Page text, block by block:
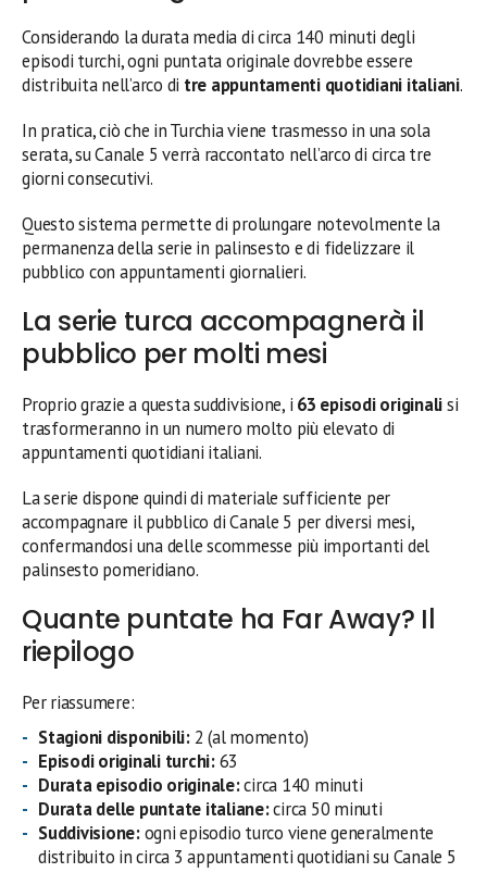
Considerando la durata media di circa 140 minuti degli
episodi turchi, ogni puntata originale dovrebbe essere
distribuita nell’arco di tre appuntamenti quotidiani italiani.
In pratica, ciò che in Turchia viene trasmesso in una sola
serata, su Canale 5 verrà raccontato nell’arco di circa tre
giorni consecutivi.
Questo sistema permette di prolungare notevolmente la
permanenza della serie in palinsesto e di fidelizzare il
pubblico con appuntamenti giornalieri.
La serie turca accompagnerà il
pubblico per molti mesi
Proprio grazie a questa suddivisione, i 63 episodi originalisi
trasformeranno in un numero molto più elevato di
appuntamenti quotidiani italiani.
La serie dispone quindi di materiale sufficiente per
accompagnare il pubblico di Canale 5 per diversi mesi,
confermandosi una delle scommesse più importanti del
palinsesto pomeridiano.
Quante puntate ha Far Away? Il
riepilogo
Per riassumere:
Stagioni disponibili:2 (al momento)
Episodi originali turchi:63
Durata episodio originale:circa 140 minuti
Durata delle puntate italiane:circa 50 minuti
Suddivisione:ogni episodio turco viene generalmente
distribuito in circa 3 appuntamenti quotidiani su Canale 5